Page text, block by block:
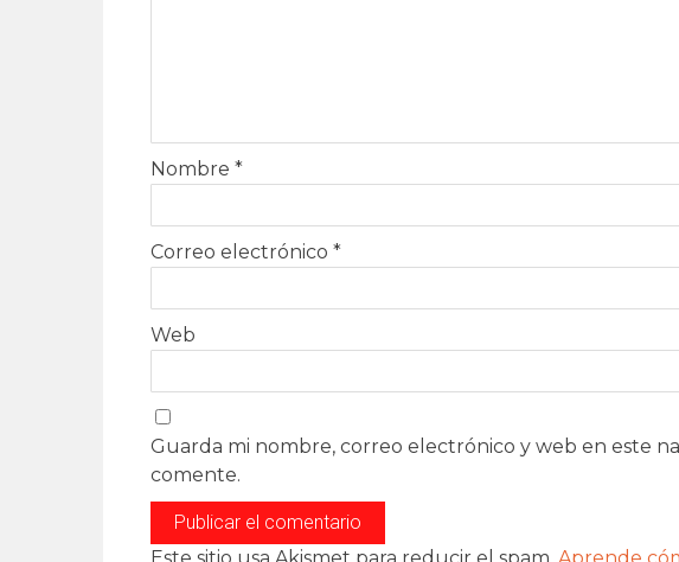
Nombre *
Correo electrónico *
Web
Guarda mi nombre, correo electrónico y web en este
comente.